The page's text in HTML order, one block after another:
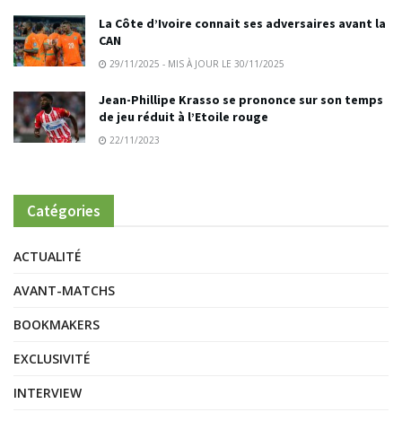
La Côte d’Ivoire connait ses adversaires avant la
CAN
29/11/2025 - MIS À JOUR LE 30/11/2025
Jean-Phillipe Krasso se prononce sur son temps
de jeu réduit à l’Etoile rouge
22/11/2023
Catégories
ACTUALITÉ
AVANT-MATCHS
BOOKMAKERS
EXCLUSIVITÉ
INTERVIEW